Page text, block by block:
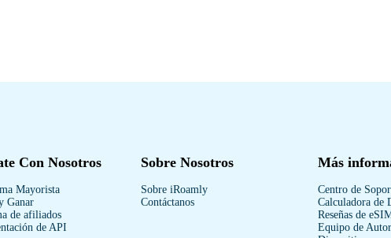
Con Nosotros
Mayorista
Ganar
de afiliados
de API
Sobre Nosotros
Sobre iRoamly
Contáctanos
Más
Centro de
Calculadora de
Reseñas de
Equipo de